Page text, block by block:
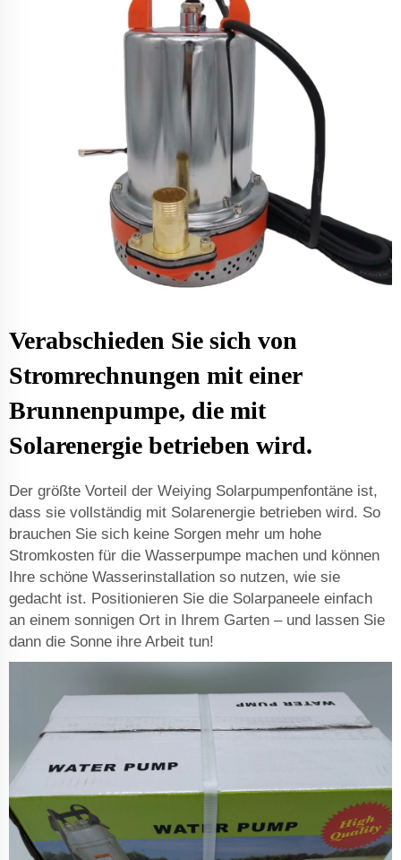
Verabschieden Sie sich von
Stromrechnungen mit einer
Brunnenpumpe, die mit
Solarenergie betrieben wird.
Der größte Vorteil der Weiying Solarpumpenfontäne ist,
dass sie vollständig mit Solarenergie betrieben wird. So
brauchen Sie sich keine Sorgen mehr um hohe
Stromkosten für die Wasserpumpe machen und können
Ihre schöne Wasserinstallation so nutzen, wie sie
gedacht ist. Positionieren Sie die Solarpaneele einfach
an einem sonnigen Ort in Ihrem Garten – und lassen Sie
dann die Sonne ihre Arbeit tun!